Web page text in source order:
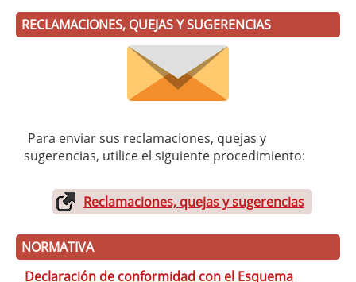
RECLAMACIONES, QUEJAS Y SUGERENCIAS
Para enviar sus reclamaciones, quejas y
sugerencias, utilice el siguiente procedimiento:
Reclamaciones, quejas y sugerencias
NORMATIVA
Declaración de conformidad con el Esquema